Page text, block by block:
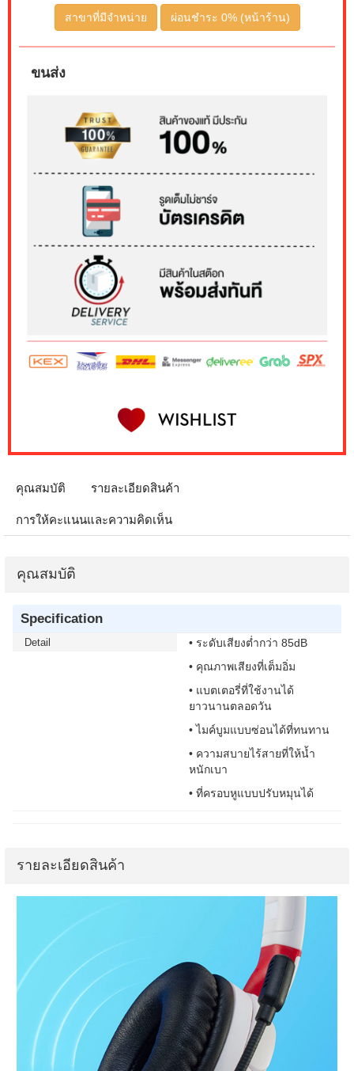
สาขาที่มีจำหน่าย ผ่อนชำระ 0% (หน้าร้าน)
ขนส่ง
คุณสมบัติ รายละเอียดสินค้า
การให้คะแนนและความคิดเห็น
คุณสมบัติ
Specification
Detail
• ระดับเสียงต่ำกว่า 85dB
• คุณภาพเสียงที่เต็มอิ่ม
• แบตเตอรี่ที่ใช้งานได้
ยาวนานตลอดวัน
• ไมค์บูมแบบซ่อนได้ที่ทนทาน
• ความสบายไร้สายที่ให้น้ำ
หนักเบา
• ที่ครอบหูแบบปรับหมุนได้
รายละเอียดสินค้า